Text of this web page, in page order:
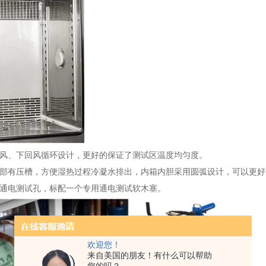
欢迎您！
来自美国的朋友！有什么可以帮助
、下回风循环设计，更好的保证了测试区温度均匀度。
有压槽，方便湿热过程冷凝水排出，内箱内胆采用圆弧设计，可以更
电测试孔，标配一个专用通电测试软木塞。